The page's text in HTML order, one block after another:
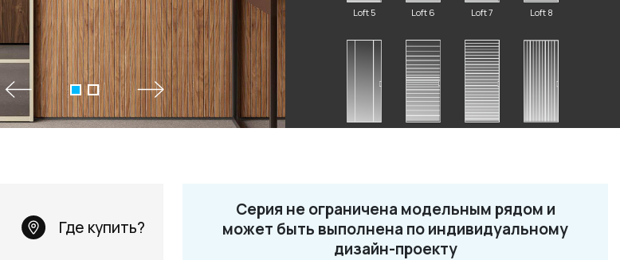
Loft 5 Loft 6 Loft 7 Loft 8
Loft 13 Loft 14
Где купить?
Серия не ограничена модельным рядом и
может быть выполнена по индивидуальному
дизайн-проекту
+7 495 662 87 32
salon@miksal.ru
Белорусская
г. Москва, ул. Бутырский Вал, д. 32
Телефон: +7 495 662-87-32